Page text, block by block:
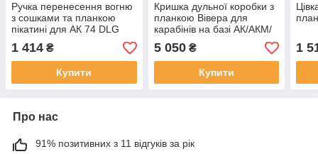
Ручка перенесення вогню
з сошками та планкою
пікатині для АК 74 DLG
Tactical
1 414 ₴
Купити
Кришка дульної коробки з
планкою Вівера для
карабінів на базі АК/АКМ/
АК-74/АК-10х друге
покоління
5 050₴
Купити
1
Про нас
91% позитивних з 11 відгуків за рік